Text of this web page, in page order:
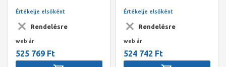
v.o.mm,15 l-es
garancia;
Rendelésre
Értékelje elsőként
web ár
525 769 Ft
v.o.mm,25 l-es
garanciaRendelésre
Értékelje elsőként
web ár
524 742 Ft